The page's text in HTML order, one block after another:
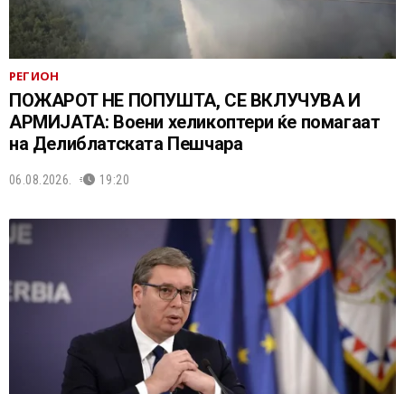
РЕГИОН
ПОЖАРОТ НЕ ПОПУШТА, СЕ ВКЛУЧУВА И
АРМИЈАТА: Воени хеликоптери ќе помагаат
на Делиблатската Пешчара
06.08.2026. 19:20